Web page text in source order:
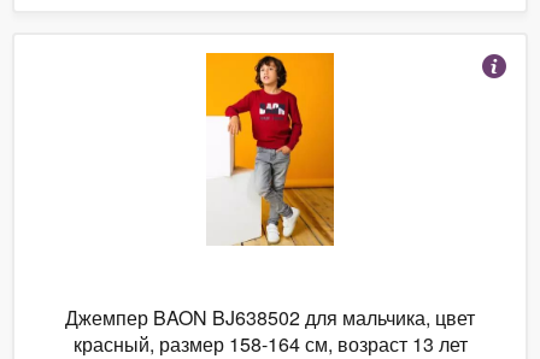
Джемпер BAON BJ638502 для мальчика, цвет
красный, размер 158-164 см, возраст 13 лет